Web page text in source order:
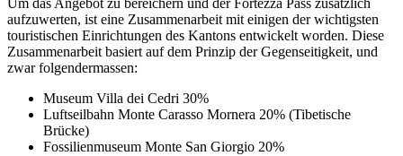
Um das Angebot zu bereichern und der Fortezza Pass zusätzlich
aufzuwerten, ist eine Zusammenarbeit mit einigen der wichtigsten
touristischen Einrichtungen des Kantons entwickelt worden. Diese
Zusammenarbeit basiert auf dem Prinzip der Gegenseitigkeit, und
zwar folgendermassen:
Museum Villa dei Cedri 30%
Luftseilbahn Monte Carasso Mornera 20% (Tibetische
Brücke)
Fossilienmuseum Monte San Giorgio 20%